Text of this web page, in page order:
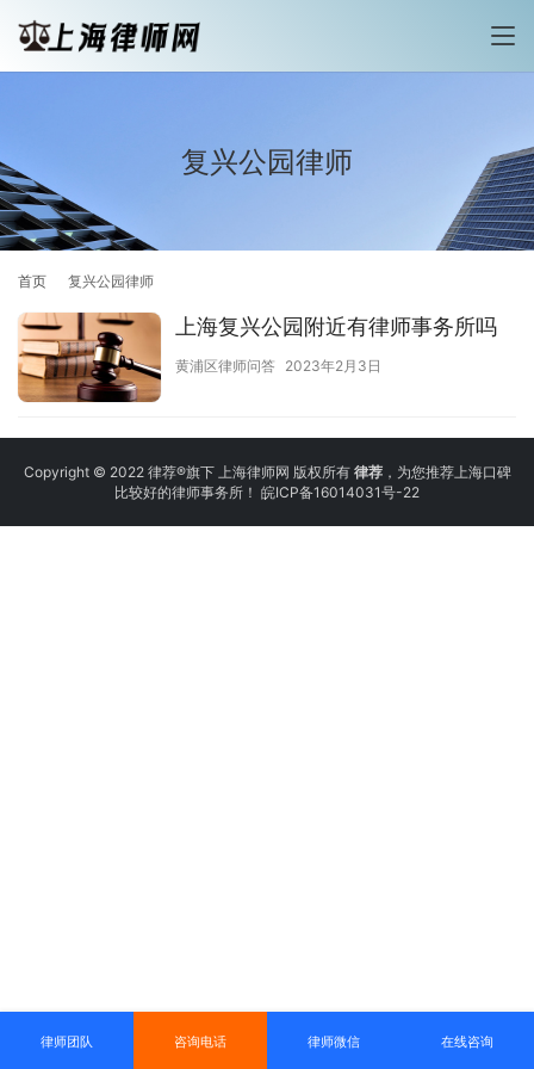
复兴公园律师
首页 复兴公园律师
上海复兴公园附近有律师事务所吗
黄浦区律师问答 2023年2月3日
Copyright © 2022 律荐®旗下 上海律师网 版权所有 律荐，为您推荐上海口碑
比较好的律师事务所！ 皖ICP备16014031号-22
律师团队 咨询电话 律师微信 在线咨询